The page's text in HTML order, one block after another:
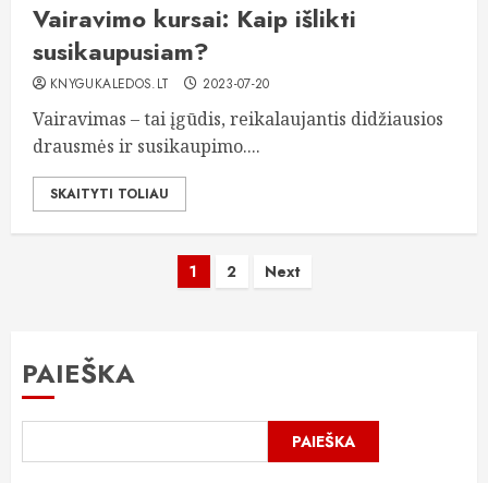
Vairavimo kursai: Kaip išlikti
susikaupusiam?
KNYGUKALEDOS.LT 2023-07-20
Vairavimas – tai įgūdis, reikalaujantis didžiausios
drausmės ir susikaupimo....
SKAITYTI TOLIAU
Įrašų
1 2 Next
PAIEŠKA
PAIEŠKA